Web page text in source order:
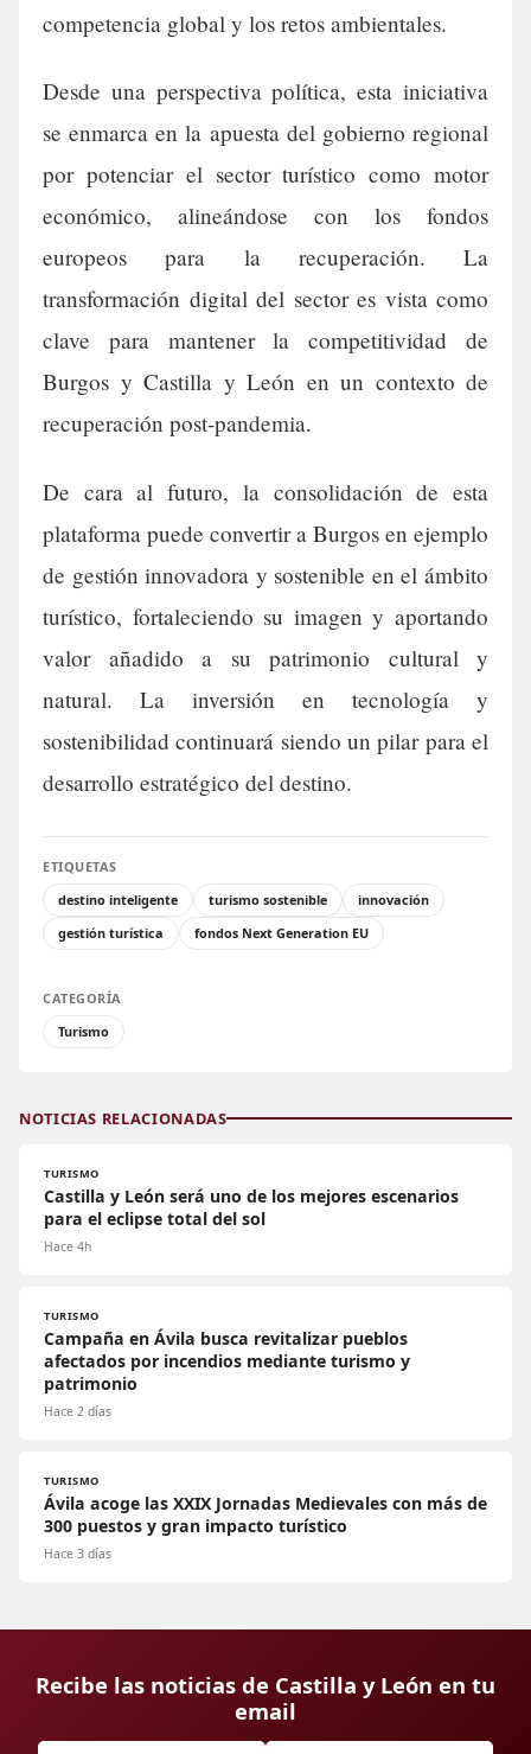
competencia global y los retos ambientales.
Desde una perspectiva política, esta iniciativa
se enmarca en la apuesta del gobierno regional
por potenciar el sector turístico como motor
económico, alineándose con los fondos
europeos para la recuperación. La
transformación digital del sector es vista como
clave para mantener la competitividad de
Burgos y Castilla y León en un contexto de
recuperación post-pandemia.
De cara al futuro, la consolidación de esta
plataforma puede convertir a Burgos en ejemplo
de gestión innovadora y sostenible en el ámbito
turístico, fortaleciendo su imagen y aportando
valor añadido a su patrimonio cultural y
natural. La inversión en tecnología y
sostenibilidad continuará siendo un pilar para el
desarrollo estratégico del destino.
ETIQUETAS
destino inteligente
turismo sostenible
innovación
gestión turística
fondos Next Generation EU
CATEGORÍA
Turismo
NOTICIAS RELACIONADAS
TURISMO
Castilla y León será uno de los mejores escenarios
para el eclipse total del sol
Hace 4h
TURISMO
Campaña en Ávila busca revitalizar pueblos
afectados por incendios mediante turismo y
patrimonio
Hace 2 días
TURISMO
Ávila acoge las XXIX Jornadas Medievales con más de
300 puestos y gran impacto turístico
Hace 3 días
Recibe las noticias de Castilla y León en tu
email